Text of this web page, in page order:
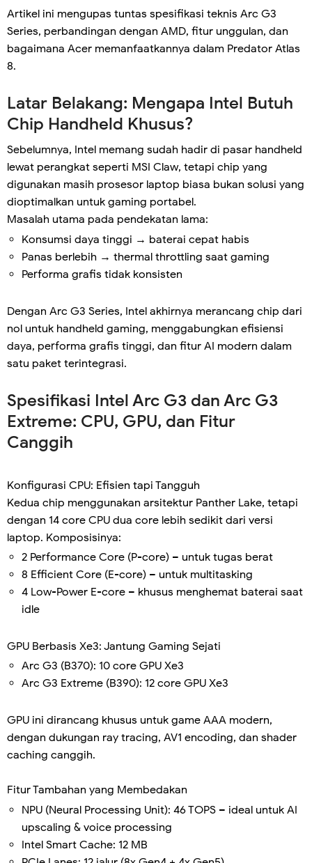
Artikel ini mengupas tuntas spesifikasi teknis Arc G3
Series, perbandingan dengan AMD, fitur unggulan, dan
bagaimana Acer memanfaatkannya dalam Predator Atlas
8.
Latar Belakang: Mengapa Intel Butuh
Chip Handheld Khusus?
Sebelumnya, Intel memang sudah hadir di pasar handheld
lewat perangkat seperti MSI Claw, tetapi chip yang
digunakan masih prosesor laptop biasa bukan solusi yang
dioptimalkan untuk gaming portabel.
Masalah utama pada pendekatan lama:
Konsumsi daya tinggi → baterai cepat habis
Panas berlebih → thermal throttling saat gaming
Performa grafis tidak konsisten
Dengan Arc G3 Series, Intel akhirnya merancang chip dari
nol untuk handheld gaming, menggabungkan efisiensi
daya, performa grafis tinggi, dan fitur AI modern dalam
satu paket terintegrasi.
Spesifikasi Intel Arc G3 dan Arc G3
Extreme: CPU, GPU, dan Fitur
Canggih
Konfigurasi CPU: Efisien tapi Tangguh
Kedua chip menggunakan arsitektur Panther Lake, tetapi
dengan 14 core CPU dua core lebih sedikit dari versi
laptop. Komposisinya:
2 Performance Core (P-core) – untuk tugas berat
8 Efficient Core (E-core) – untuk multitasking
4 Low-Power E-core – khusus menghemat baterai saat
idle
GPU Berbasis Xe3: Jantung Gaming Sejati
Arc G3 (B370): 10 core GPU Xe3
Arc G3 Extreme (B390): 12 core GPU Xe3
GPU ini dirancang khusus untuk game AAA modern,
dengan dukungan ray tracing, AV1 encoding, dan shader
caching canggih.
Fitur Tambahan yang Membedakan
NPU (Neural Processing Unit): 46 TOPS – ideal untuk AI
upscaling & voice processing
Intel Smart Cache: 12 MB